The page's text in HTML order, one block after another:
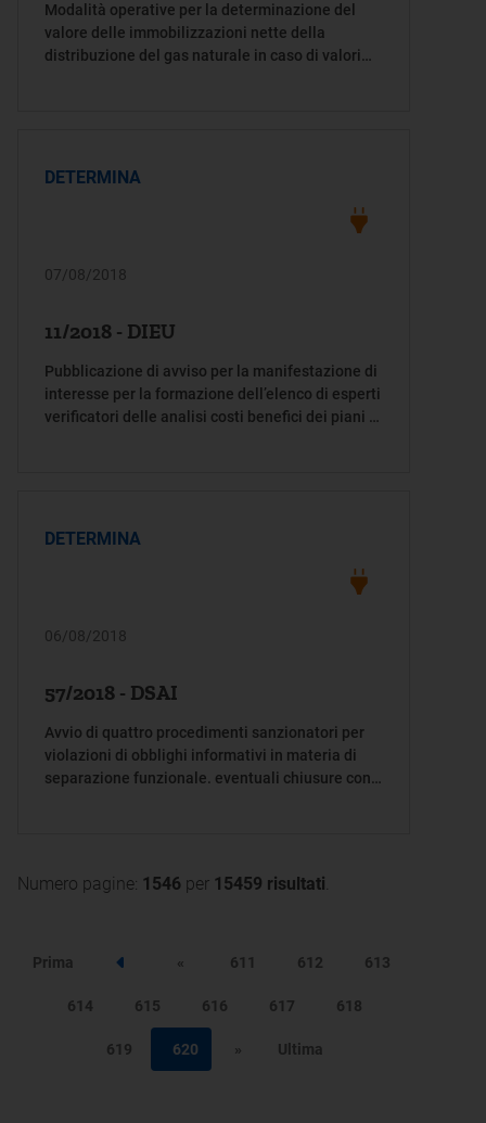
Modalità operative per la determinazione del
valore delle immobilizzazioni nette della
distribuzione del gas naturale in caso di valori
DETERMINA
07/08/2018
11/2018 - DIEU
Pubblicazione di avviso per la manifestazione di
interesse per la formazione dell’elenco di esperti
verificatori delle analisi costi benefici dei piani di
DETERMINA
06/08/2018
57/2018 - DSAI
Avvio di quattro procedimenti sanzionatori per
violazioni di obblighi informativi in materia di
separazione funzionale. eventuali chiusure con
Numero pagine: 1546 per 15459 risultati.
Prima
Step precedente
« 611 612 613
614 615 616 617 618
619 620 » Ultima